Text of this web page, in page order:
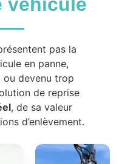
véhicule
pas la
en panne,
ou devenu trop
de reprise
, de sa valeur
d’enlèvement.